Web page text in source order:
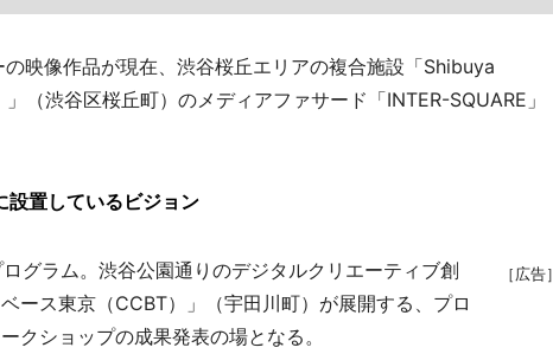
映像作品が現在、渋谷桜丘エリアの複合施設「Shibuya
（渋谷区桜丘町）のメディアファサード「INTER-SQUARE」
置しているビジョン
［広告］
グラム。渋谷公園通りのデジタルクリエーティブ創
ース東京（CCBT）」（宇田川町）が展開する、プロ
クショップの成果発表の場となる。